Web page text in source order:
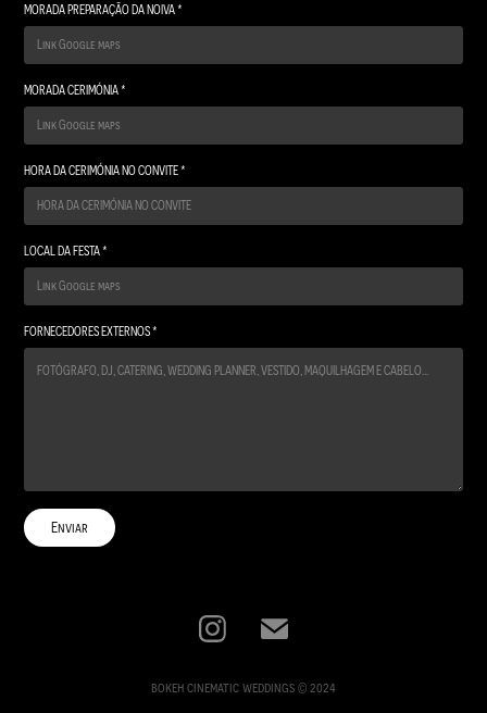
MORADA PREPARAÇÃO DA NOIVA *
MORADA CERIMÓNIA *
HORA DA CERIMÓNIA NO CONVITE *
LOCAL DA FESTA *
FORNECEDORES EXTERNOS *
Enviar
bokeh cinematic weddings © 2024